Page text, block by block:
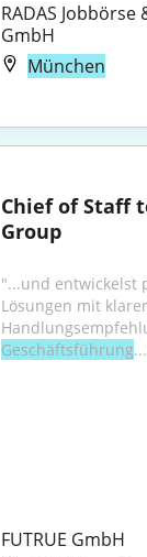
RADAS
GmbH
München
Chief of Staff
Group
"...und entwickelst
Lösungen mit
Geschäftsführung
FUTRUE GmbH